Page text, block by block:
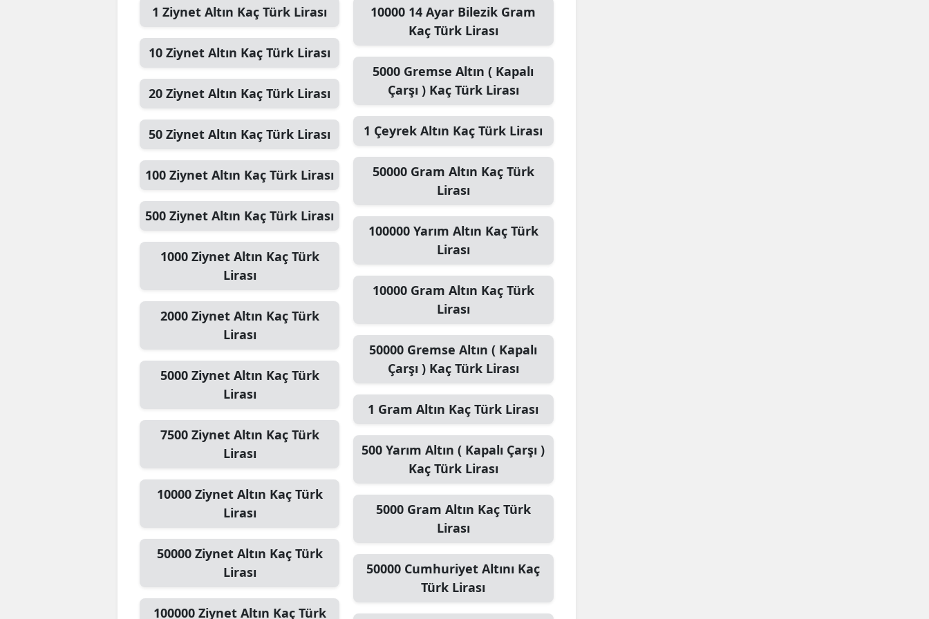
Yozgat
Zonguldak
Aksaray
Karaman
Kırıkkale
Batman
Şırnak
Bartın
Ardahan
Iğdır
Yalova
Karabük
Kilis
Osmaniye
Düzce
1Ziynet Altın Kaç Türk Lirası
10Ziynet Altın Kaç Türk Lirası
20Ziynet Altın Kaç Türk Lirası
50Ziynet Altın Kaç Türk Lirası
100Ziynet Altın Kaç Türk Lirası
500Ziynet Altın Kaç Türk Lirası
1000 Ziynet Altın Kaç Türk
Lirası
2000 Ziynet Altın Kaç Türk
Lirası
5000 Ziynet Altın Kaç Türk
Lirası
7500 Ziynet Altın Kaç Türk
Lirası
10000 Ziynet Altın Kaç Türk
Lirası
50000 Ziynet Altın Kaç Türk
Lirası
100000 Ziynet Altın Kaç Türk
10000 14 Ayar Bilezik Gram
Kaç Türk Lirası
5000 Gremse Altın ( Kapalı
Çarşı )Kaç Türk Lirası
1 Çeyrek Altın Kaç Türk Lirası
50000 Gram Altın Kaç Türk
Lirası
100000 Yarım Altın Kaç Türk
Lirası
10000 Gram Altın Kaç Türk
Lirası
50000 Gremse Altın ( Kapalı
Çarşı )Kaç Türk Lirası
1 Gram Altın Kaç Türk Lirası
500Yarım Altın ( Kapalı Çarşı )
Kaç Türk Lirası
5000 Gram Altın Kaç Türk
Lirası
50000 Cumhuriyet Altını Kaç
Türk Lirası